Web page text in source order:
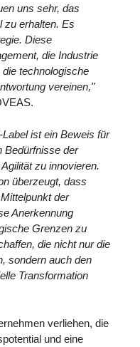
uns sehr, das
zu erhalten. Es
Diese
die Industrie
technologische
vereinen,"
ist ein Beweis für
Bedürfnisse der
zu innovieren.
überzeugt, dass
der
Anerkennung
Grenzen zu
die nicht nur die
sondern auch den
Transformation
verliehen, die
und eine